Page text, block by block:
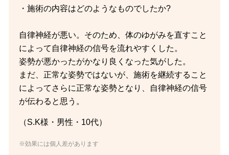
・施術の内容はどのようなものでしたか?
自律神経が悪い。そのため、体のゆがみを直すこと
によって自律神経の信号を流れやすくした。
姿勢が悪かったがかなり良くなった気がした。
まだ、正常な姿勢ではないが、施術を継続すること
によってさらに正常な姿勢となり、自律神経の信号
が伝わると思う。
（S.K様・男性・10代）
※効果には個人差があります